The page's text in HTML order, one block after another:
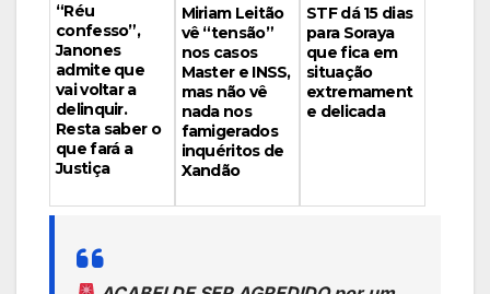
“Réu
confesso”,
Janones
admite que
vai voltar a
delinquir.
Resta saber o
que fará a
Justiça
Miriam Leitão
vê “tensão”
nos casos
Master e INSS,
mas não vê
nada nos
famigerados
inquéritos de
Xandão
STF dá 15 dias
para Soraya
que fica em
situação
extremament
e delicada